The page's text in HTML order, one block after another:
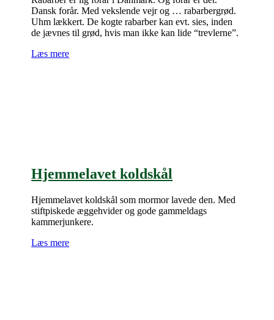
Dansk forår. Med vekslende vejr og … rabarbergrød.
Uhm lækkert. De kogte rabarber kan evt. sies, inden
de jævnes til grød, hvis man ikke kan lide “trevlerne”.
Læs mere
Hjemmelavet koldskål
Hjemmelavet koldskål som mormor lavede den. Med
stiftpiskede æggehvider og gode gammeldags
kammerjunkere.
Læs mere